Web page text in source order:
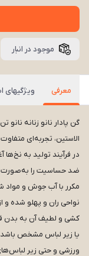
موجود در انبار
معرفی ویژگیهای
گن پادار نانو زنانه نانو
الاستین، تجربه‌ای
در فرآیند تولید به
ضد حساسیت را به‌صورت
مکرر با آب جوش و مواد
نواحی ران و پهلو شده و
کشی و لطیف آن به بدن
یا زیر لباس مشخص
ورزشی و حتی زیر